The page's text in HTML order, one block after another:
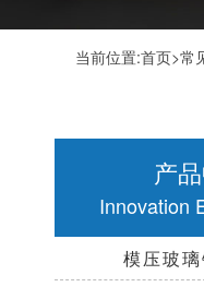
当前位置:首页>常
产
Innovation
模压玻